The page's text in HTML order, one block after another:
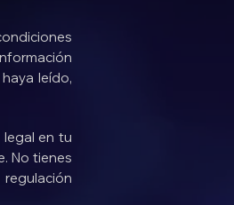
leído,
en tu
No tienes